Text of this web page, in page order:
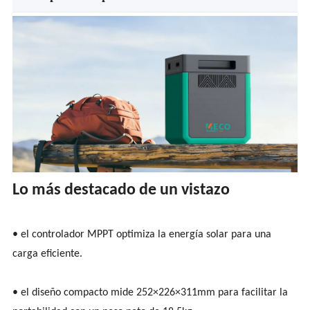
Lo más destacado de un vistazo
• el controlador MPPT optimiza la energía solar para una
carga eficiente.
• el diseño compacto mide 252×226×311mm para facilitar la